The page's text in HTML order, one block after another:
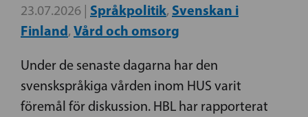
23.07.2026 | Språkpolitik, Svenskan i
Finland, Vård och omsorg
Under de senaste dagarna har den
svenskspråkiga vården inom HUS varit
föremål för diskussion. HBL har rapporterat